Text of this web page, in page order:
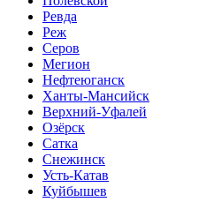
Ревда
Реж
Серов
Мегион
Нефтеюганск
Ханты-Мансийск
Верхний-Уфалей
Озёрск
Сатка
Снежинск
Усть-Катав
Куйбышев